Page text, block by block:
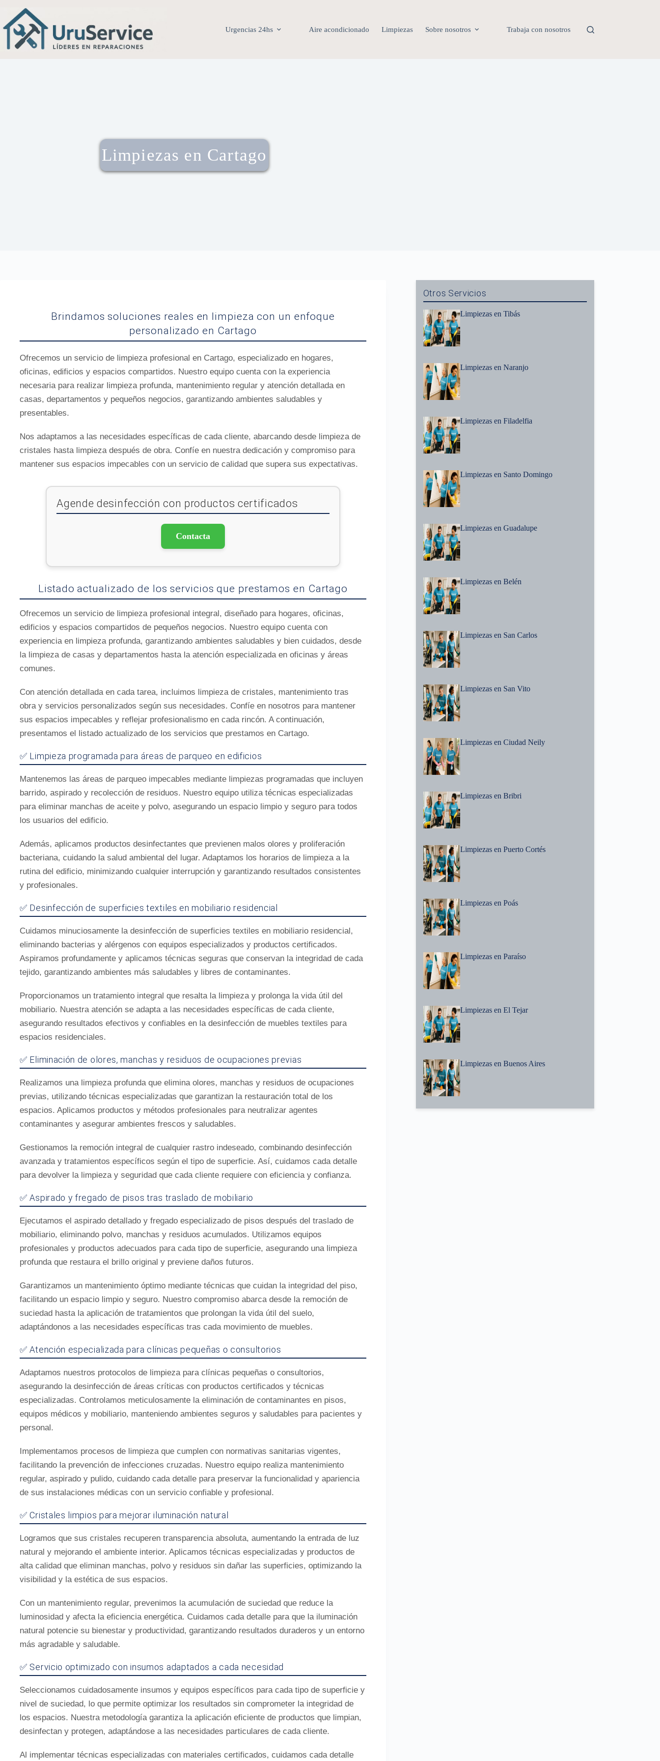
Urgencias 24hs Aire acondicionado Limpiezas Sobre nosotros Trabaja con nosotros
Limpiezas en Cartago
Brindamos soluciones reales en limpieza con un enfoque
personalizado en Cartago
Ofrecemos un servicio de limpieza profesional en Cartago, especializado en hogares,
oficinas, edificios y espacios compartidos. Nuestro equipo cuenta con la experiencia
necesaria para realizar limpieza profunda, mantenimiento regular y atención detallada en
casas, departamentos y pequeños negocios, garantizando ambientes saludables y
presentables.
Nos adaptamos a las necesidades específicas de cada cliente, abarcando desde limpieza de
cristales hasta limpieza después de obra. Confíe en nuestra dedicación y compromiso para
mantener sus espacios impecables con un servicio de calidad que supera sus expectativas.
Agende desinfección con productos certificados
Contacta
Listado actualizado de los servicios que prestamos en Cartago
Ofrecemos un servicio de limpieza profesional integral, diseñado para hogares, oficinas,
edificios y espacios compartidos de pequeños negocios. Nuestro equipo cuenta con
experiencia en limpieza profunda, garantizando ambientes saludables y bien cuidados, desde
la limpieza de casas y departamentos hasta la atención especializada en oficinas y áreas
comunes.
Con atención detallada en cada tarea, incluimos limpieza de cristales, mantenimiento tras
obra y servicios personalizados según sus necesidades. Confíe en nosotros para mantener
sus espacios impecables y reflejar profesionalismo en cada rincón. A continuación,
presentamos el listado actualizado de los servicios que prestamos en Cartago.
✅ Limpieza programada para áreas de parqueo en edificios
Mantenemos las áreas de parqueo impecables mediante limpiezas programadas que incluyen
barrido, aspirado y recolección de residuos. Nuestro equipo utiliza técnicas especializadas
para eliminar manchas de aceite y polvo, asegurando un espacio limpio y seguro para todos
los usuarios del edificio.
Además, aplicamos productos desinfectantes que previenen malos olores y proliferación
bacteriana, cuidando la salud ambiental del lugar. Adaptamos los horarios de limpieza a la
rutina del edificio, minimizando cualquier interrupción y garantizando resultados consistentes
y profesionales.
✅ Desinfección de superficies textiles en mobiliario residencial
Cuidamos minuciosamente la desinfección de superficies textiles en mobiliario residencial,
eliminando bacterias y alérgenos con equipos especializados y productos certificados.
Aspiramos profundamente y aplicamos técnicas seguras que conservan la integridad de cada
tejido, garantizando ambientes más saludables y libres de contaminantes.
Proporcionamos un tratamiento integral que resalta la limpieza y prolonga la vida útil del
mobiliario. Nuestra atención se adapta a las necesidades específicas de cada cliente,
asegurando resultados efectivos y confiables en la desinfección de muebles textiles para
espacios residenciales.
✅ Eliminación de olores, manchas y residuos de ocupaciones previas
Realizamos una limpieza profunda que elimina olores, manchas y residuos de ocupaciones
previas, utilizando técnicas especializadas que garantizan la restauración total de los
espacios. Aplicamos productos y métodos profesionales para neutralizar agentes
contaminantes y asegurar ambientes frescos y saludables.
Gestionamos la remoción integral de cualquier rastro indeseado, combinando desinfección
avanzada y tratamientos específicos según el tipo de superficie. Así, cuidamos cada detalle
para devolver la limpieza y seguridad que cada cliente requiere con eficiencia y confianza.
✅ Aspirado y fregado de pisos tras traslado de mobiliario
Ejecutamos el aspirado detallado y fregado especializado de pisos después del traslado de
mobiliario, eliminando polvo, manchas y residuos acumulados. Utilizamos equipos
profesionales y productos adecuados para cada tipo de superficie, asegurando una limpieza
profunda que restaura el brillo original y previene daños futuros.
Garantizamos un mantenimiento óptimo mediante técnicas que cuidan la integridad del piso,
facilitando un espacio limpio y seguro. Nuestro compromiso abarca desde la remoción de
suciedad hasta la aplicación de tratamientos que prolongan la vida útil del suelo,
adaptándonos a las necesidades específicas tras cada movimiento de muebles.
✅ Atención especializada para clínicas pequeñas o consultorios
Adaptamos nuestros protocolos de limpieza para clínicas pequeñas o consultorios,
asegurando la desinfección de áreas críticas con productos certificados y técnicas
especializadas. Controlamos meticulosamente la eliminación de contaminantes en pisos,
equipos médicos y mobiliario, manteniendo ambientes seguros y saludables para pacientes y
personal.
Implementamos procesos de limpieza que cumplen con normativas sanitarias vigentes,
facilitando la prevención de infecciones cruzadas. Nuestro equipo realiza mantenimiento
regular, aspirado y pulido, cuidando cada detalle para preservar la funcionalidad y apariencia
de sus instalaciones médicas con un servicio confiable y profesional.
✅ Cristales limpios para mejorar iluminación natural
Logramos que sus cristales recuperen transparencia absoluta, aumentando la entrada de luz
natural y mejorando el ambiente interior. Aplicamos técnicas especializadas y productos de
alta calidad que eliminan manchas, polvo y residuos sin dañar las superficies, optimizando la
visibilidad y la estética de sus espacios.
Con un mantenimiento regular, prevenimos la acumulación de suciedad que reduce la
luminosidad y afecta la eficiencia energética. Cuidamos cada detalle para que la iluminación
natural potencie su bienestar y productividad, garantizando resultados duraderos y un entorno
más agradable y saludable.
✅ Servicio optimizado con insumos adaptados a cada necesidad
Seleccionamos cuidadosamente insumos y equipos específicos para cada tipo de superficie y
nivel de suciedad, lo que permite optimizar los resultados sin comprometer la integridad de
los espacios. Nuestra metodología garantiza la aplicación eficiente de productos que limpian,
desinfectan y protegen, adaptándose a las necesidades particulares de cada cliente.
Al implementar técnicas especializadas con materiales certificados, cuidamos cada detalle
Otros Servicios
Limpiezas en Tibás
Limpiezas en Naranjo
Limpiezas en Filadelfia
Limpiezas en Santo Domingo
Limpiezas en Guadalupe
Limpiezas en Belén
Limpiezas en San Carlos
Limpiezas en San Vito
Limpiezas en Ciudad Neily
Limpiezas en Bribri
Limpiezas en Puerto Cortés
Limpiezas en Poás
Limpiezas en Paraíso
Limpiezas en El Tejar
Limpiezas en Buenos Aires